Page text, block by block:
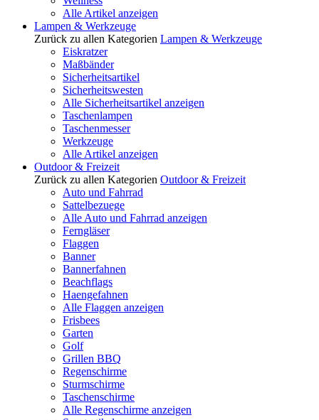
Alle Artikel anzeigen
Lampen & Werkzeuge
Zurück zu allen Kategorien Lampen & Werkzeuge
Eiskratzer
Maßbänder
Sicherheitsartikel
Sicherheitswesten
Alle Sicherheitsartikel anzeigen
Taschenlampen
Taschenmesser
Werkzeuge
Alle Artikel anzeigen
Outdoor & Freizeit
Zurück zu allen Kategorien Outdoor & Freizeit
Auto und Fahrrad
Sattelbezuege
Alle Auto und Fahrrad anzeigen
Ferngläser
Flaggen
Banner
Bannerfahnen
Beachflags
Haengefahnen
Alle Flaggen anzeigen
Frisbees
Garten
Golf
Grillen BBQ
Regenschirme
Sturmschirme
Taschenschirme
Alle Regenschirme anzeigen